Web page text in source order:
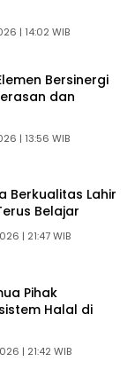
| 14:02 WIB
Bersinergi
dan
| 13:56 WIB
Berkualitas Lahir
Belajar
| 21:47 WIB
Pihak
Halal di
| 21:42 WIB